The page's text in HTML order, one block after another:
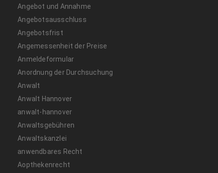
Angebot und Annahme
Angebotsausschluss
Angebotsfrist
Angemessenheit der Preise
Anmeldeformular
Anordnung der Durchsuchung
Anwalt
Anwalt Hannover
anwalt-hannover
Anwaltsgebühren
Anwaltskanzlei
anwendbares Recht
Aopthekenrecht